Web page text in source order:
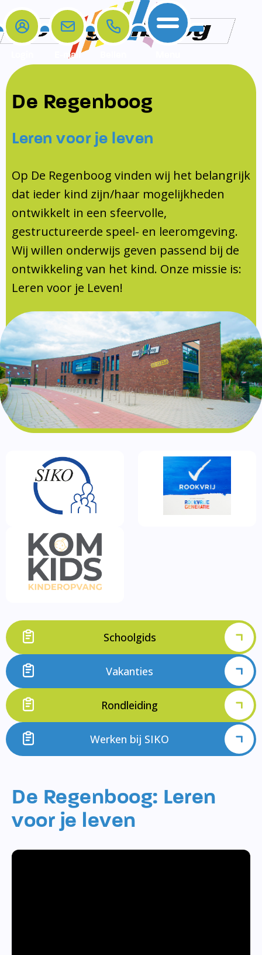
Home
De school
Opleiding en Stage
KomKids
Schoolvakanties
Ouderraad
Medezeggenschapsraad
Documentatie
Formulieren
SIKO
Ouders
Ouders
Contact
Contact
Contact
Samenwerkingen
Samenwerkingen
Schoollogopedist
E-mail
De Regenboog
Leren voor je leven
Op De Regenboog vinden wij het belangrijk
dat ieder kind zijn/haar mogelijkheden
ontwikkelt in een sfeervolle,
gestructureerde speel- en leeromgeving.
Wij willen onderwijs geven passend bij de
ontwikkeling van het kind. Onze missie is:
Leren voor je Leven!
Schoolgids
Vakanties
Rondleiding
Werken bij SIKO
De Regenboog: Leren
voor je leven